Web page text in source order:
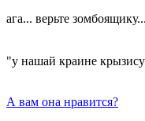
ага... верьте зомбоящику...
"у нашай краине
А вам она нравится?